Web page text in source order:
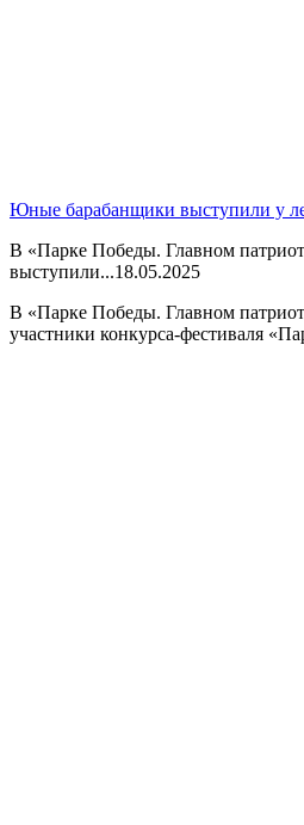
Юные барабанщики выступили у
В «Парке Победы. Главном
выступили...18.05.2025
В «Парке Победы. Главном
участники конкурса-фестиваля